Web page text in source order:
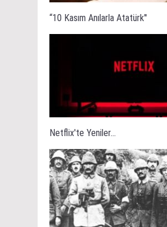
“10 Kasım Anılarla Atatürk''
Netflix'te Yeniler...